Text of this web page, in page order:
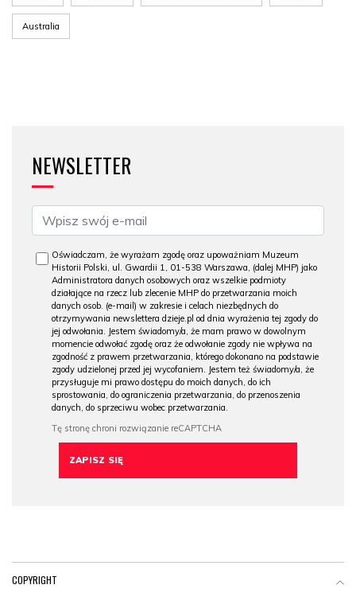
Australia
NEWSLETTER
Oświadczam, że wyrażam zgodę oraz upoważniam Muzeum
Historii Polski, ul. Gwardii 1, 01-538 Warszawa, (dalej MHP) jako
Administratora danych osobowych oraz wszelkie podmioty
działające na rzecz lub zlecenie MHP do przetwarzania moich
danych osob. (e-mail) w zakresie i celach niezbędnych do
otrzymywania newslettera dzieje.pl od dnia wyrażenia tej zgody do
jej odwołania. Jestem świadomy/a, że mam prawo w dowolnym
momencie odwołać zgodę oraz że odwołanie zgody nie wpływa na
zgodność z prawem przetwarzania, którego dokonano na podstawie
zgody udzielonej przed jej wycofaniem. Jestem też świadomy/a, że
przysługuje mi prawo dostępu do moich danych, do ich
sprostowania, do ograniczenia przetwarzania, do przenoszenia
danych, do sprzeciwu wobec przetwarzania.
COPYRIGHT